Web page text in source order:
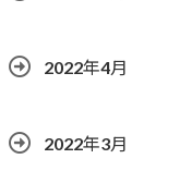
2022年4月
2022年3月